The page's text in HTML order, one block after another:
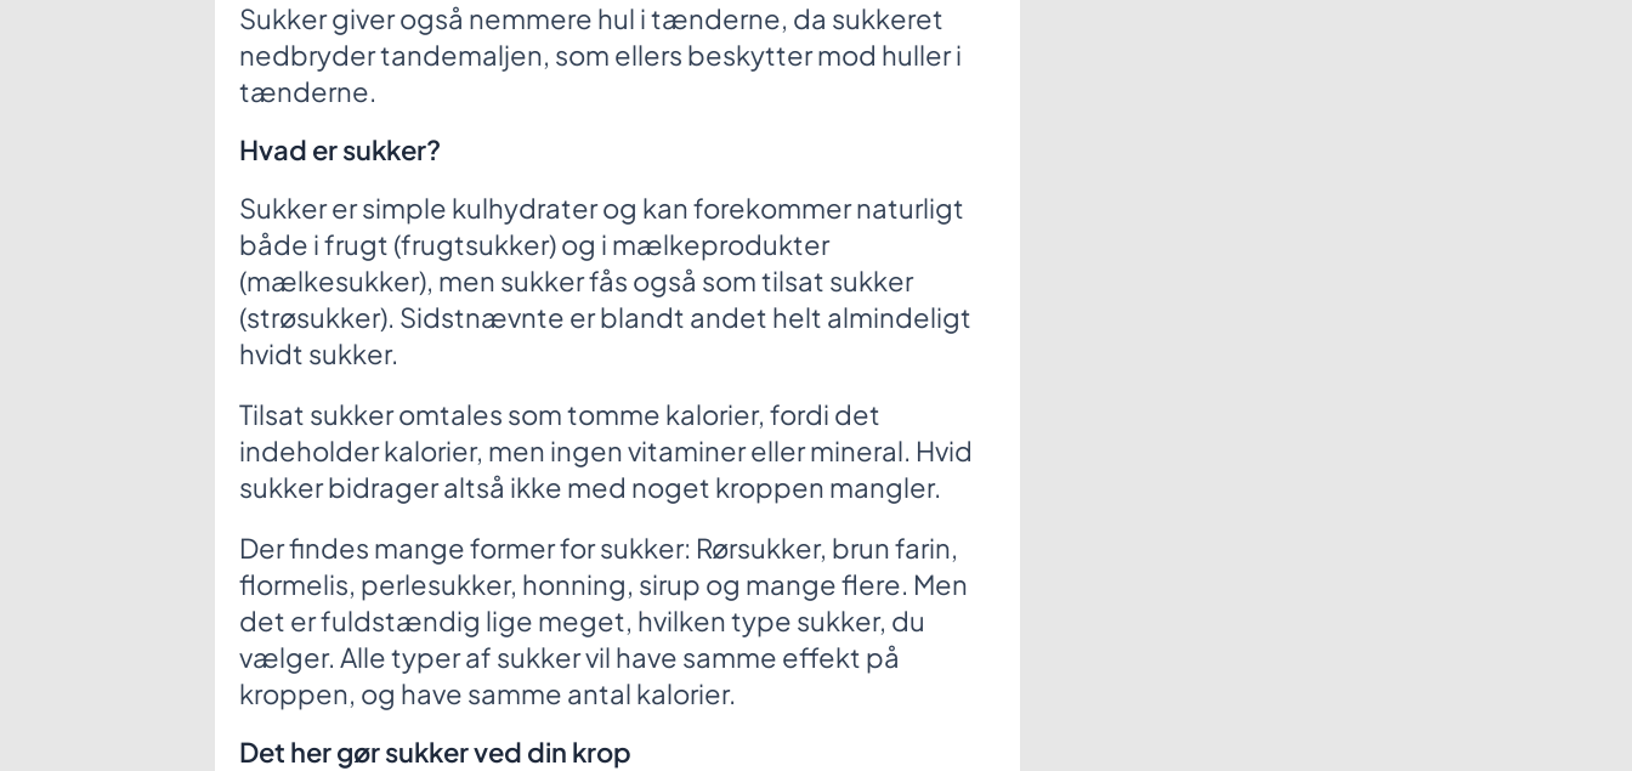
Sukker giver også nemmere hul i tænderne, da sukkeret
nedbryder tandemaljen, som ellers beskytter mod huller i
tænderne.
Hvad er sukker?
Sukker er simple kulhydrater og kan forekommer naturligt
både i frugt (frugtsukker) og i mælkeprodukter
(mælkesukker), men sukker fås også som tilsat sukker
(strøsukker). Sidstnævnte er blandt andet helt almindeligt
hvidt sukker.
Tilsat sukker omtales som tomme kalorier, fordi det
indeholder kalorier, men ingen vitaminer eller mineral. Hvid
sukker bidrager altså ikke med noget kroppen mangler.
Der findes mange former for sukker: Rørsukker, brun farin,
flormelis, perlesukker, honning, sirup og mange flere. Men
det er fuldstændig lige meget, hvilken type sukker, du
vælger. Alle typer af sukker vil have samme effekt på
kroppen, og have samme antal kalorier.
Det her gør sukker ved din krop